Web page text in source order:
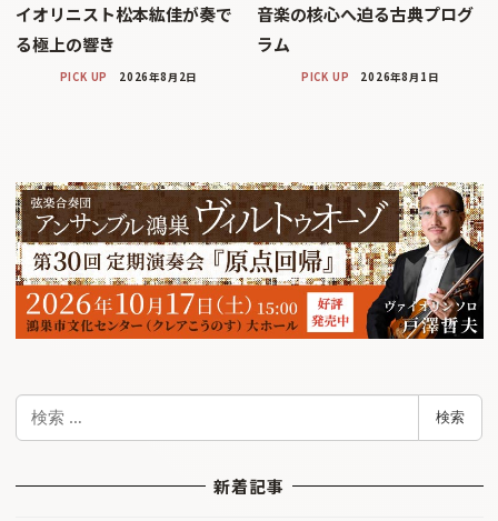
イオリニスト松本紘佳が奏で
る極上の響き
PICK UP 2026年8月2日
音楽の核心へ迫る古典プログ
ラム
PICK UP 2026年8月1日
検
検索
新着記事